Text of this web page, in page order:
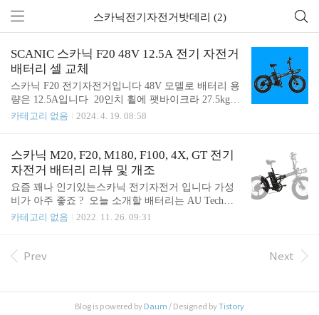
스카닉전기자전거밧데리 (2)
SCANIC 스카닉 F20 48V 12.5A 전기 자전거
배터리 셀 교체
스카닉 F20 전기자전거입니다 48V 모델로 배터리 용
량은 12.5A입니다 ​ 20인치 휠에 팻바이크라 27.5kg으
로 꽤 무겁습니다 모터는 48V에 350W 최대 속도는
5Km 주행이 가능하다고 하네요 ​ 배터리 호환 기종으
로는 스카닉 M20, F20, M180, F100, 4X, GT 등이 있
습니다 ​ 면허증은 필요할 것 같구요 중, 장거리 여행
용으로도 괜찮을 듯 싶으나 업무용, 배달용으로 더
좋을 듯하네요 ​ 수명을 다한 배터리가 점검 의뢰 들
어와서 분석도 해 보았습니다 전원은 들어오나, 주행
가 장착 됩니다 ​ 분리된 배터리의 방전구..
카테고리 없음 2024. 4. 19. 08:58
스카닉 M20, F20, M180, F100, 4X, GT 전기
자전거 배터리 리뷰 및 개조
요즘 꽤나 인기있는스카닉 전기자전거 입니다 가성
비가 아주 좋죠 ? ​ 오늘 소개할 배터리는 AU Tech사
의 스카닉 F20, M20, M180, F100, 4X, GT에 공통으로
도 주행거리가 너무 짧고 서다 가다를 반복한다고 배
수명을 다했네요 ㅠㅠ. 자전거 가격은 매우 착하지만
카테고리 없음 2022. 11. 26. 09:31
Prev Next
Blog is powered by Daum / Designed byTistory